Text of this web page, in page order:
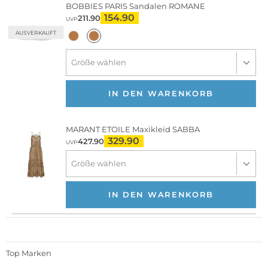
AUSVERKAUFT
BOBBIES PARISSandalen ROMANE
UVP211.90 154.90
IN DEN WARENKORB
MARANT ETOILE Maxikleid SABBA
UVP427.90 329.90
IN DEN WARENKORB
Top Marken